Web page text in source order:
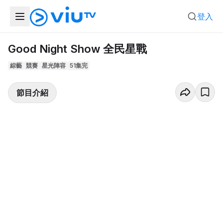
登入
Good Night Show 全民星戰
綜藝 競賽 星光陣容 51集完
節目介紹